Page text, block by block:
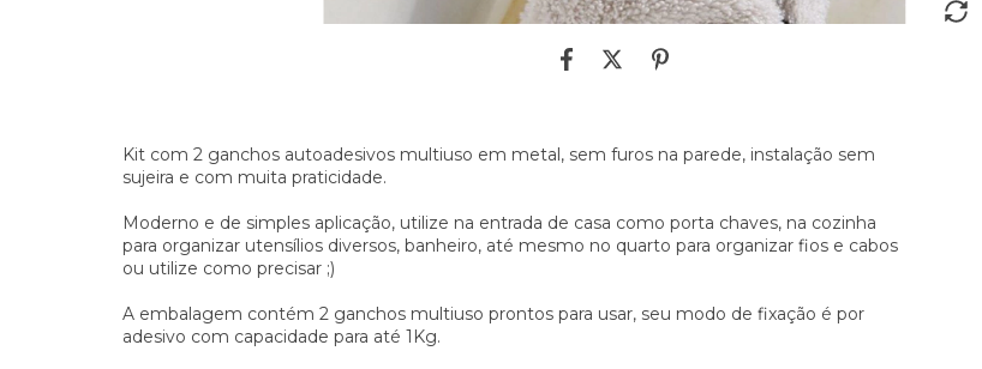
Kit com 2 ganchos autoadesivos multiuso em metal, sem furos na parede, instalação sem
sujeira e com muita praticidade.
Moderno e de simples aplicação, utilize na entrada de casa como porta chaves, na cozinha
para organizar utensílios diversos, banheiro, até mesmo no quarto para organizar fios e cabos
ou utilize como precisar ;)
A embalagem contém 2 ganchos multiuso prontos para usar, seu modo de fixação é por
adesivo com capacidade para até 1Kg.